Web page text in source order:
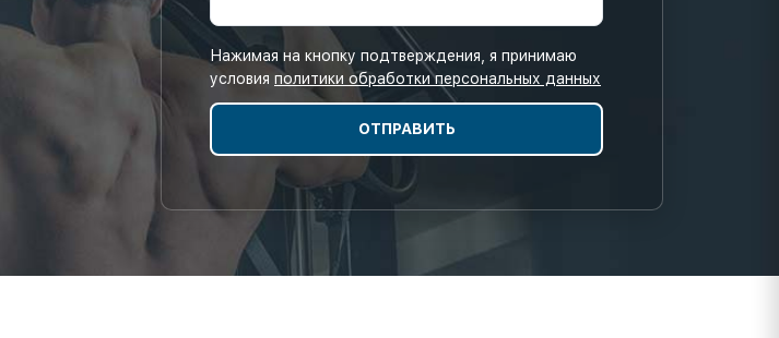
Нажимая на кнопку подтверждения, я принимаю
условия политики обработки персональных данных